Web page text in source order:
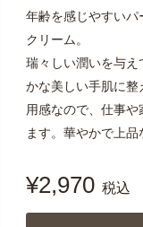
年齢を感じやすいパ
クリーム。
瑞々しい潤いを与
かな美しい手肌に
用感なので、仕事
ます。華やかで上品
¥2,970 税込